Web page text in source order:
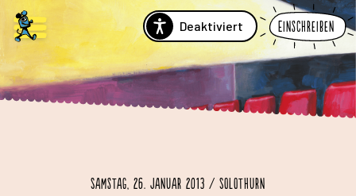
Deaktiviert Einschreiben
Samstag, 26. Januar 2013 / Solothurn